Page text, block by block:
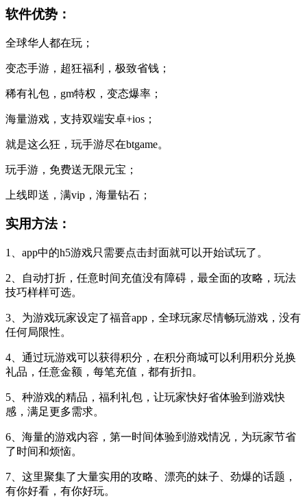
软件优势：
全球华人都在玩；
变态手游，超狂福利，极致省钱；
稀有礼包，gm特权，变态爆率；
海量游戏，支持双端安卓+ios；
就是这么狂，玩手游尽在btgame。
玩手游，免费送无限元宝；
上线即送，满vip，海量钻石；
实用方法：
1、app中的h5游戏只需要点击封面就可以开始试玩了。
2、自动打折，任意时间充值没有障碍，最全面的攻略，玩法
技巧样样可选。
3、为游戏玩家设定了福音app，全球玩家尽情畅玩游戏，没有
任何局限性。
4、通过玩游戏可以获得积分，在积分商城可以利用积分兑换
礼品，任意金额，每笔充值，都有折扣。
5、种游戏的精品，福利礼包，让玩家快好省体验到游戏快
感，满足更多需求。
6、海量的游戏内容，第一时间体验到游戏情况，为玩家节省
了时间和烦恼。
7、这里聚集了大量实用的攻略、漂亮的妹子、劲爆的话题，
有你好看，有你好玩。